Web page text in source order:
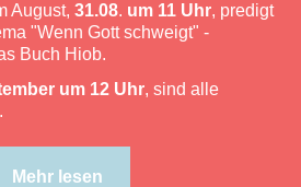
August, 31.08. um 11 Uhr, predigt
"Wenn Gott schweigt" -
Buch Hiob.
um 12 Uhr, sind alle
Mehr lesen